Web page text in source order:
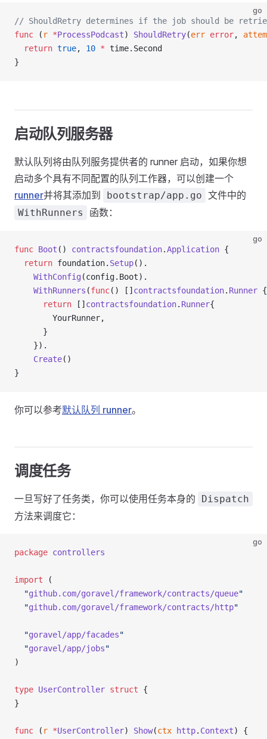
go
// ShouldRetry determines if the job should be
func ( r *ProcessPodcast) ShouldRetry(err error,
  return
true, 10 * time.Second
}
启动队列服务器
默认队列将由队列服务提供者的 runner 启动，如果你想
启动多个具有不同配置的队列工作器，可以创建一个
runner并将其添加到 bootstrap/app.go 文件中的
WithRunners 函数：
go
func Boot () contractsfoundation.Application {
  return
foundation. Setup().
    WithConfig
(config.Boot).
    WithRunners
(func() [] contractsfoundation. Runner {
      return
[] contractsfoundation. Runner{
        YourRunner,
      }
    }).
    Create
()
}
你可以参考默认队列 runner。
调度任务
一旦写好了任务类，你可以使用任务本身的 Dispatch
方法来调度它：
go
package controllers
import (
  "
github.com/goravel/framework/contracts/queue"
  "
github.com/goravel/framework/contracts/http"
  "
goravel/app/facades"
  "
goravel/app/jobs"
)
type UserController struct {
}
func ( r *UserController) Show(ctx http. Context) {